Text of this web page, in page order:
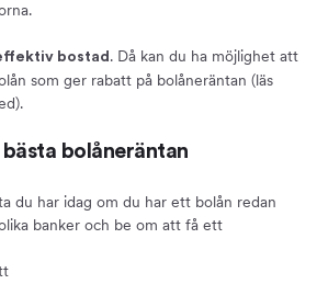
bostad . Då kan du ha möjlighet att
som ger rabatt på bolåneräntan (läs
bolåneräntan
du har idag om du har ett bolån redan
banker och be om att få ett